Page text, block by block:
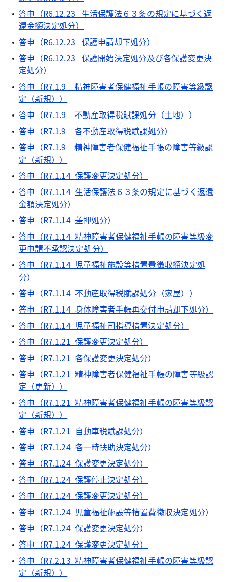
答申（R6.12.23 生活保護法６３条の規定に基づく返
還金額決定処分）
答申（R6.12.23 保護申請却下処分）
答申（R6.12.23 保護開始決定処分及び各保護変更決
定処分）
答申（R7.1.9 精神障害者保健福祉手帳の障害等級認
定（新規））
答申（R7.1.9 不動産取得税賦課処分（土地））
答申（R7.1.9 各不動産取得税賦課処分）
答申（R7.1.9 精神障害者保健福祉手帳の障害等級認
定（新規））
答申（R7.1.14 保護変更決定処分）
答申（R7.1.14 生活保護法６３条の規定に基づく返還
金額決定処分）
答申（R7.1.14 差押処分）
答申（R7.1.14 精神障害者保健福祉手帳の障害等級変
更申請不承認決定処分）
答申（R7.1.14 児童福祉施設等措置費徴収額決定処
分）
答申（R7.1.14 不動産取得税賦課処分（家屋））
答申（R7.1.14 身体障害者手帳再交付申請却下処分）
答申（R7.1.14 児童福祉司指導措置決定処分）
答申（R7.1.21 保護変更決定処分）
答申（R7.1.21 各保護変更決定処分）
答申（R7.1.21 精神障害者保健福祉手帳の障害等級認
定（更新））
答申（R7.1.21 精神障害者保健福祉手帳の障害等級認
定（新規））
答申（R7.1.21 自動車税賦課処分）
答申（R7.1.24 各一時扶助決定処分）
答申（R7.1.24 保護変更決定処分）
答申（R7.1.24 保護停止決定処分）
答申（R7.1.24 保護変更決定処分）
答申（R7.1.24 児童福祉施設等措置費徴収決定処分）
答申（R7.1.24 保護変更決定処分）
答申（R7.1.24 保護変更決定処分）
答申（R7.2.13 精神障害者保健福祉手帳の障害等級認
定（新規））